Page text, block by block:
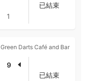
1
已結束
Green Darts Café and Bar
9
已結束